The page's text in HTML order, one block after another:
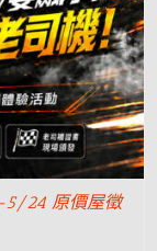
5/24 原價屋徵